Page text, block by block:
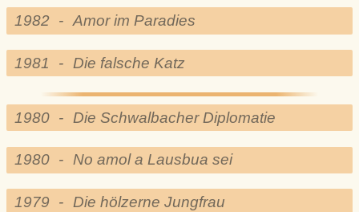
1982 - Amor im Paradies
1981 - Die falsche Katz
1980 - Die Schwalbacher Diplomatie
1980 - No amol a Lausbua sei
1979 - Die hölzerne Jungfrau